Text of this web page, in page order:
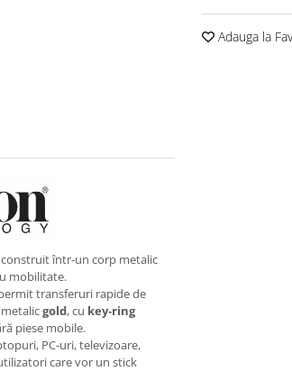
Adauga la
într-un corp metalic
mobilitate.
transferuri rapide de
gold, cu key‑ring
piese mobile.
PC‑uri, televizoare,
care vor un stick